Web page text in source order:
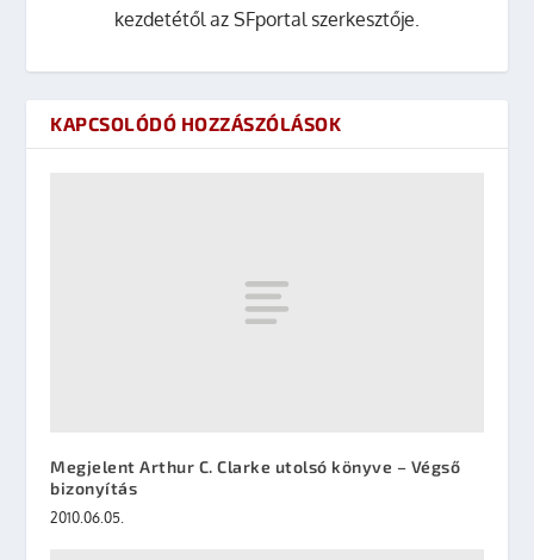
kezdetétől az SFportal szerkesztője.
KAPCSOLÓDÓ HOZZÁSZÓLÁSOK
Megjelent Arthur C. Clarke utolsó könyve – Végső
bizonyítás
2010.06.05.